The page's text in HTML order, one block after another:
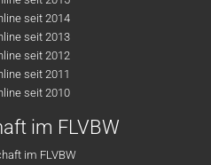
seit 2014
seit 2013
seit 2012
seit 2011
seit 2010
im FLVBW
im FLVBW